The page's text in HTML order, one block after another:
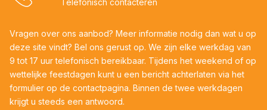
Telefonisch contacteren
Vragen over ons aanbod? Meer informatie nodig dan wat u op
deze site vindt? Bel ons gerust op. We zijn elke werkdag van
9 tot 17 uur telefonisch bereikbaar. Tijdens het weekend of op
wettelijke feestdagen kunt u een bericht achterlaten via het
formulier op de contactpagina. Binnen de twee werkdagen
krijgt u steeds een antwoord.